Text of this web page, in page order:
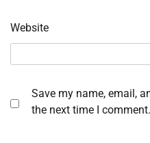
Website
Save my name, email,
the next time I comment.